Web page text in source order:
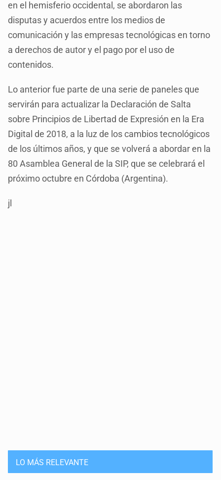
en el hemisferio occidental, se abordaron las
disputas y acuerdos entre los medios de
comunicación y las empresas tecnológicas en torno
a derechos de autor y el pago por el uso de
contenidos.
Lo anterior fue parte de una serie de paneles que
servirán para actualizar la Declaración de Salta
sobre Principios de Libertad de Expresión en la Era
Digital de 2018, a la luz de los cambios tecnológicos
de los últimos años, y que se volverá a abordar en la
80 Asamblea General de la SIP, que se celebrará el
próximo octubre en Córdoba (Argentina).
jl
LO MÁS RELEVANTE